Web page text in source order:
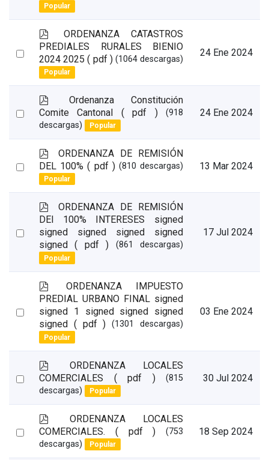
item
Popular
Select
item
p
d
f
ORDENANZA CATASTROS
PREDIALES RURALES BIENIO
2024 2025 ( pdf ) (1064 descargas)
Popular
24 Ene 2024
Select
p
d
f
Ordenanza Constitución
Comite Cantonal
( pdf )
(918
descargas)
Popular
24 Ene 2024
Select
p
f
ORDENANZA DE REMISIÓN
DEL 100% ( pdf ) (810 descargas)
Popular
13 Mar 2024
Select
p
f
ORDENANZA DE REMISIÓN
DEl 100% INTERESES signed
signed signed signed signed
signed
( pdf ) (861 descargas)
Popular
17 Jul 2024
Select
p
d
f
ORDENANZA IMPUESTO
PREDIAL URBANO FINAL signed
signed 1 signed signed signed
signed
( pdf ) (1301 descargas)
Popular
03 Ene 2024
Select
p
d
f
ORDENANZA LOCALES
COMERCIALES
( pdf )
(815
descargas)
Popular
30 Jul 2024
Select
p
d
f
ORDENANZA LOCALES
COMERCIALES.
( pdf )
(753
descargas)
Popular
18 Sep 2024